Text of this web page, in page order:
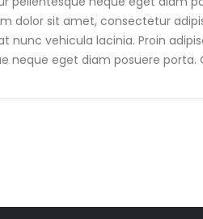
dolor sit amet, consectetur
vehicula lacinia. Proin
neque eget diam posuere porta.